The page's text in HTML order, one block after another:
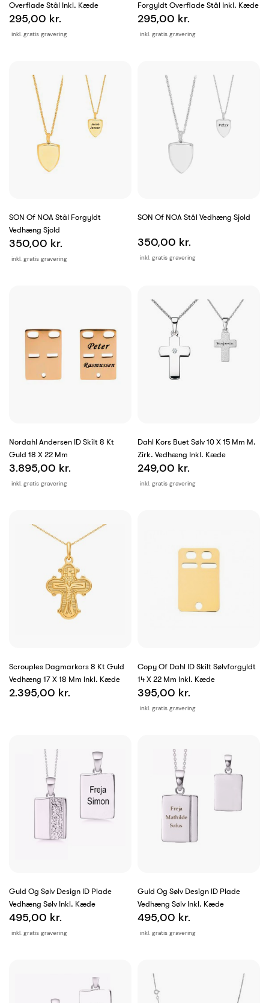
Overflade Stål Inkl. Kæde
inkl. gratis gravering
295,00 kr.
Forgyldt Overflade Stål Inkl. Kæde
inkl. gratis gravering
295,00 kr.
SON Of NOA Stål Forgyldt
Vedhæng Sjold
inkl. gratis gravering
350,00 kr.
SON Of NOA Stål Vedhæng Sjold
inkl. gratis gravering
350,00 kr.
Nordahl Andersen ID Skilt 8 Kt
Guld 18 X 22 Mm
inkl. gratis gravering
3.895,00 kr.
Dahl Kors Buet Sølv 10 X 15 Mm M.
Zirk. Vedhæng Inkl. Kæde
inkl. gratis gravering
249,00 kr.
Scrouples Dagmarkors 8 Kt Guld
Vedhæng 17 X 18 Mm Inkl. Kæde
2.395,00 kr.
Copy Of Dahl ID Skilt Sølvforgyldt
14 X 22 Mm Inkl. Kæde
inkl. gratis gravering
395,00 kr.
Guld Og Sølv Design ID Plade
Vedhæng Sølv Inkl. Kæde
inkl. gratis gravering
495,00 kr.
Guld Og Sølv Design ID Plade
Vedhæng Sølv Inkl. Kæde
inkl. gratis gravering
495,00 kr.